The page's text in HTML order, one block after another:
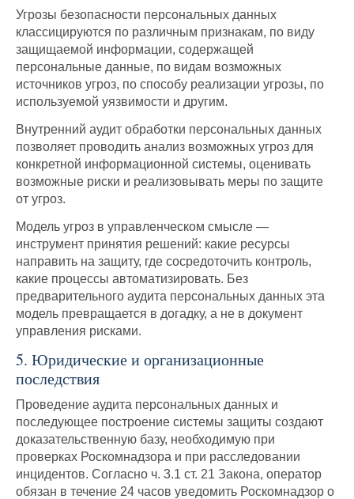
Угрозы безопасности персональных данных
классицируются по различным признакам, по виду
защищаемой информации, содержащей
персональные данные, по видам возможных
источников угроз, по способу реализации угрозы, по
используемой уязвимости и другим.
Внутренний аудит обработки персональных данных
позволяет проводить анализ возможных угроз для
конкретной информационной системы, оценивать
возможные риски и реализовывать меры по защите
от угроз.
Модель угроз в управленческом смысле —
инструмент принятия решений: какие ресурсы
направить на защиту, где сосредоточить контроль,
какие процессы автоматизировать. Без
предварительного аудита персональных данных эта
модель превращается в догадку, а не в документ
управления рисками.
5. Юридические и организационные
последствия
Проведение аудита персональных данных и
последующее построение системы защиты создают
доказательственную базу, необходимую при
проверках Роскомнадзора и при расследовании
инцидентов. Согласно ч. 3.1 ст. 21 Закона, оператор
обязан в течение 24 часов уведомить Роскомнадзор о